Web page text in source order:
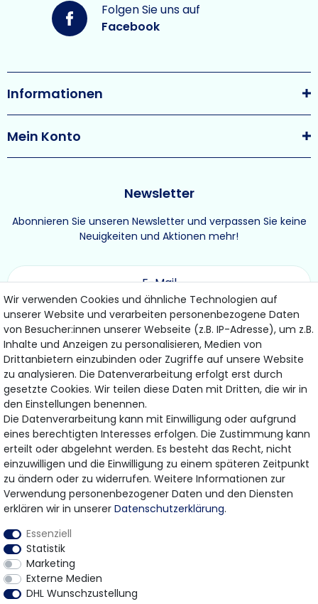
Folgen Sie uns auf
Facebook
Newsletter
Abonnieren Sie unseren Newsletter und verpassen Sie keine
Neuigkeiten und Aktionen mehr!
ABONNIEREN
Hiermit bestätige ich, dass ich die Daten­schutz­erklärunggelesen habe.
Meine Einwilligung kann ich jederzeit widerrufen.
Informationen
Mein Konto
Bezahlung & Versand
Wir bieten Ihnen viele Möglichkeiten einer sicheren
Bezahlung.
Wir verwenden Cookies und ähnliche Technologien auf
unserer Website und verarbeiten personenbezogene Daten
von Besucher:innen unserer Webseite (z.B. IP-Adresse), um z.B.
Inhalte und Anzeigen zu personalisieren, Medien von
Drittanbietern einzubinden oder Zugriffe auf unsere Website
zu analysieren. Die Datenverarbeitung erfolgt erst durch
gesetzte Cookies. Wir teilen diese Daten mit Dritten, die wir in
den Einstellungen benennen.
Die Datenverarbeitung kann mit Einwilligung oder aufgrund
eines berechtigten Interesses erfolgen. Die Zustimmung kann
erteilt oder abgelehnt werden. Es besteht das Recht, nicht
einzuwilligen und die Einwilligung zu einem späteren Zeitpunkt
zu ändern oder zu widerrufen. Weitere Informationen zur
Verwendung personenbezogener Daten und den Diensten
erklären wir in unserer Daten­schutz­erklärung.
Essenziell
Statistik
Marketing
Externe Medien
DHL Wunschzustellung